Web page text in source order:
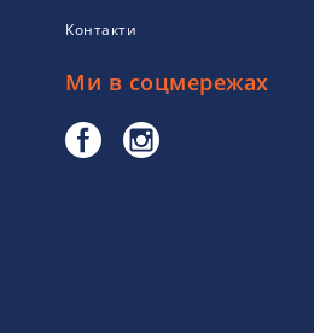
Контакти
Ми в соцмережах